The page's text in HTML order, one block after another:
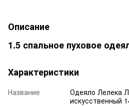
Описание
1.5 спальное пуховое
Характеристики
Название
Одеяло Лелека
искусственный